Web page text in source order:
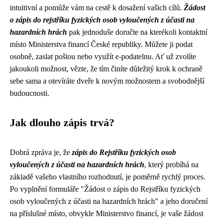
intuitivní a pomůže vám na cestě k dosažení vašich cílů. Žádost
o zápis do rejstříku fyzických osob vyloučených z účasti na
hazardních hrách pak jednoduše doručte na kterékoli kontaktní
místo Ministerstva financí České republiky. Můžete ji podat
osobně, zaslat poštou nebo využít e-podatelnu. Ať už zvolíte
jakoukoli možnost, vězte, že tím činíte důležitý krok k ochraně
sebe sama a otevíráte dveře k novým možnostem a svobodnější
budoucnosti.
Jak dlouho zápis trvá?
Dobrá zpráva je, že zápis do Rejstříku fyzických osob
vyloučených z účasti na hazardních hrách, který probíhá na
základě vašeho vlastního rozhodnutí, je poměrně rychlý proces.
Po vyplnění formuláře "Žádost o zápis do Rejstříku fyzických
osob vyloučených z účasti na hazardních hrách" a jeho doručení
na příslušné místo, obvykle Ministerstvo financí, je vaše žádost